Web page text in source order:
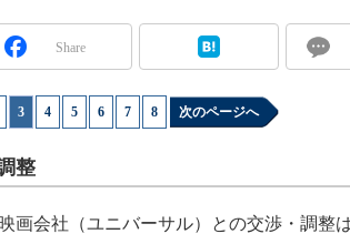
Share
3 4 5 6 7 8 次のページへ
整
会社（ユニバーサル）との交渉・調整